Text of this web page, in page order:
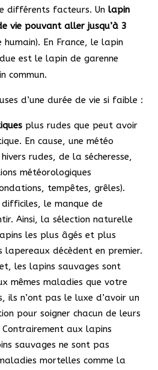
différents facteurs. Unlapin
vie pouvant aller jusqu’à 3
humain). En France, le lapin
est le lapin de garenne
commun.
d’une durée de vie si faible :
plus rudes que peut avoir
En cause, une météo
rudes, de la sécheresse,
météorologiques
tempêtes, grêles).
difficiles, le manque de
Ainsi, la sélection naturelle
les plus âgés et plus
lapereaux décèdent en premier.
les lapins sauvages sont
mêmes maladies que votre
ils n’ont pas le luxe d’avoir un
pour soigner chacun de leurs
aux lapins
sauvages ne sont pas
mortelles comme la